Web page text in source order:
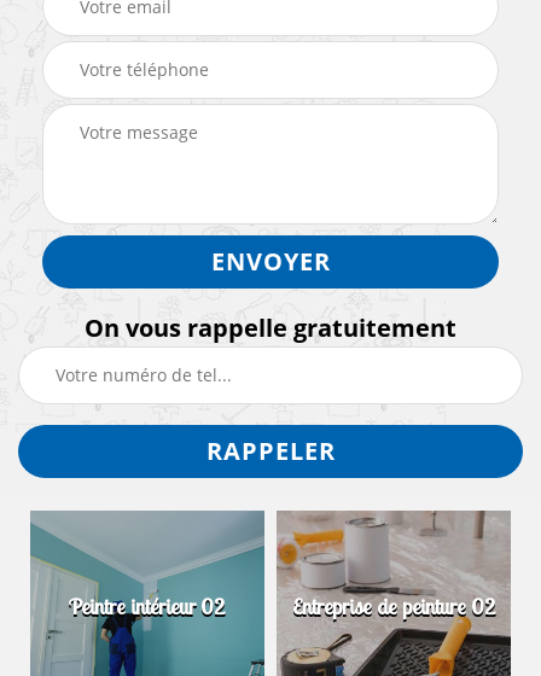
On vous rappelle gratuitement
Peintre intérieur 02 Entreprise de peinture 02